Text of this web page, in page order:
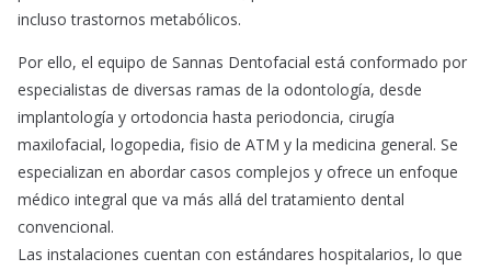
incluso trastornos metabólicos.
Por ello, el equipo de Sannas Dentofacial está conformado por
especialistas de diversas ramas de la odontología, desde
implantología y ortodoncia hasta periodoncia, cirugía
maxilofacial, logopedia, fisio de ATM y la medicina general. Se
especializan en abordar casos complejos y ofrece un enfoque
médico integral que va más allá del tratamiento dental
convencional.
Las instalaciones cuentan con estándares hospitalarios, lo que